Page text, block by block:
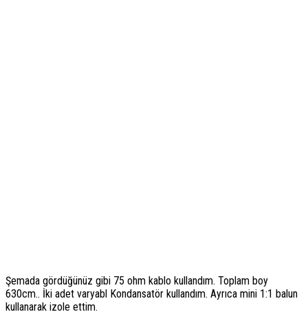
Şemada gördüğünüz gibi 75 ohm kablo kullandım. Toplam boy
630cm.. İki adet varyabl Kondansatör kullandım. Ayrıca mini 1:1 balun
kullanarak izole ettim.